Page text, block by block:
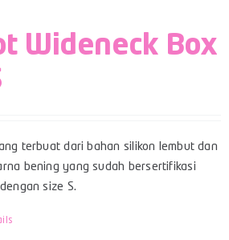
Wideneck Box
terbuat dari bahan silikon lembut dan
bening yang sudah bersertifikasi
size S.